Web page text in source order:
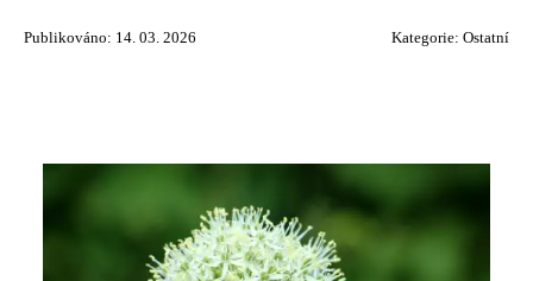
Publikováno: 14. 03. 2026 Kategorie: Ostatní